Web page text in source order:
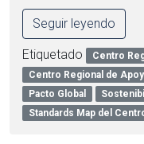
Seguir leyendo
Etiquetado
Centro
Centro Regional de
Pacto Global
Standards Map del